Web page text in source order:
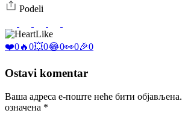
Podeli
Like
❤️0🔥0💥0😂0👀0🎉0
Ostavi komentar
Ваша адреса е-поште неће бити објављена.
означена *